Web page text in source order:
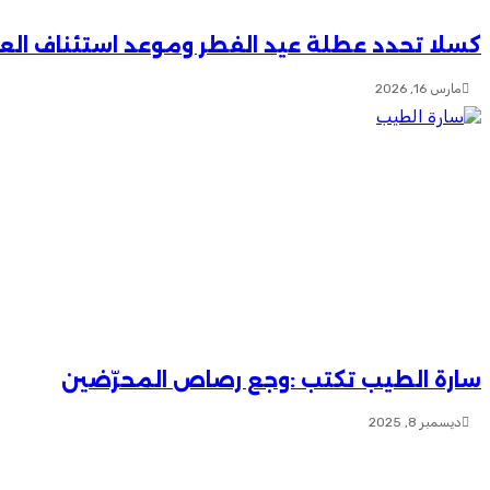
كسلا تحدد عطلة عيد الفطر وموعد استئناف
مارس 16, 2026
سارة الطيب تكتب :وجع رصاص المحرّضين
ديسمبر 8, 2025